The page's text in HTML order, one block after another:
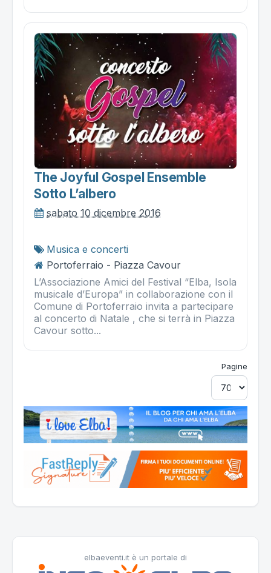
The Joyful Gospel Ensemble
Sotto L’albero
sabato 10 dicembre 2016
Musica e concerti
Portoferraio - Piazza Cavour
L’Associazione Amici del Festival “Elba, Isola
musicale d’Europa” in collaborazione con il
Comune di Portoferraio invita a partecipare
al concerto di Natale , che si terrà in Piazza
Cavour sotto...
Pagine
elbaeventi.it è un portale di